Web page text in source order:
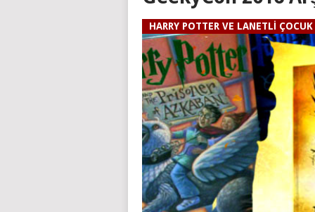
HARRY POTTER VE LANETLI ÇOCUK